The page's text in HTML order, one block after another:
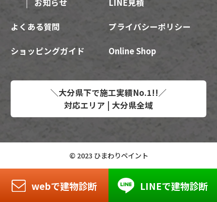
webで建物診断 LINEで建物診断
お知らせ
よくある質問
LINE見積
プライバシーポリシー
Online Shop
ショッピングガイド
＼大分県下で施工実績No.1!!／
対応エリア | 大分県全域
© 2023 ひまわりペイント